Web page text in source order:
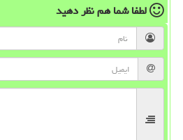
لطفا شما همنظر دهید